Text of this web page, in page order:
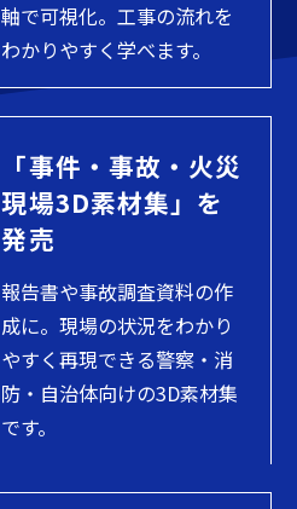
軸で可視化。工事の流れを
わかりやすく学べます。
「事件・事故・火災
現場3D素材集」を
発売
報告書や事故調査資料の作
成に。現場の状況をわかり
やすく再現できる警察・消
防・自治体向けの3D素材集
です。